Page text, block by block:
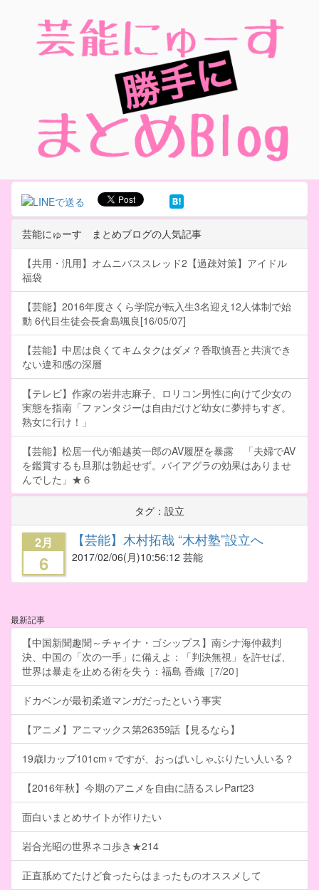
芸能にゅーす まとめブログの人気記事
【共用・汎用】オムニバススレッド2【過疎対策】アイドル
福袋
【芸能】2016年度さくら学院が転入生3名迎え12人体制で始
動 6代目生徒会長倉島颯良[16/05/07]
【芸能】中居は良くてキムタクはダメ？香取慎吾と共演でき
ない違和感の深層
【テレビ】作家の岩井志麻子、ロリコン男性に向けて少女の
実態を指南「ファンタジーは自由だけど幼女に夢持ちすぎ。
熟女に行け！」
【芸能】松居一代が船越英一郎のAV履歴を暴露 「夫婦でAV
を鑑賞するも旦那は勃起せず。バイアグラの効果はありませ
んでした」★６
タグ：設立
2月
6
【芸能】木村拓哉 “木村塾”設立へ
2017/02/06(月)10:56:12 芸能
最新記事
【中国新聞趣聞～チャイナ・ゴシップス】南シナ海仲裁判
決、中国の「次の一手」に備えよ：「判決無視」を許せば、
世界は暴走を止める術を失う：福島 香織［7/20］
ドカベンが最初柔道マンガだったという事実
【アニメ】アニマックス第26359話【見るなら】
19歳Iカップ101cm♀ですが、おっぱいしゃぶりたい人いる？
【2016年秋】今期のアニメを自由に語るスレPart23
面白いまとめサイトが作りたい
岩合光昭の世界ネコ歩き★214
正直舐めてたけど食ったらはまったものオススメして